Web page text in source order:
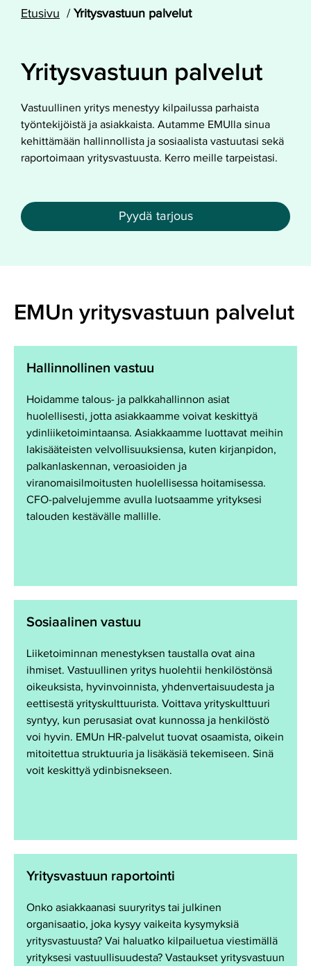
Etusivu Yritysvastuun palvelut
Yritysvastuun palvelut
Vastuullinen yritys menestyy kilpailussa parhaista
työntekijöistä ja asiakkaista. Autamme EMUlla sinua
kehittämään hallinnollista ja sosiaalista vastuutasi sekä
raportoimaan yritysvastuusta. Kerro meille tarpeistasi.
Pyydä tarjous
EMUn yritysvastuun palvelut
Hallinnollinen vastuu
Hoidamme talous- ja palkkahallinnon asiat
huolellisesti, jotta asiakkaamme voivat keskittyä
ydinliiketoimintaansa. Asiakkaamme luottavat meihin
lakisääteisten velvollisuuksiensa, kuten kirjanpidon,
palkanlaskennan, veroasioiden ja
viranomaisilmoitusten huolellisessa hoitamisessa.
CFO-palvelujemme avulla luotsaamme yrityksesi
talouden kestävälle mallille.
Sosiaalinen vastuu
Liiketoiminnan menestyksen taustalla ovat aina
ihmiset. Vastuullinen yritys huolehtii henkilöstönsä
oikeuksista, hyvinvoinnista, yhdenvertaisuudesta ja
eettisestä yrityskulttuurista. Voittava yrityskulttuuri
syntyy, kun perusasiat ovat kunnossa ja henkilöstö
voi hyvin. EMUn HR-palvelut tuovat osaamista, oikein
mitoitettua struktuuria ja lisäkäsiä tekemiseen. Sinä
voit keskittyä ydinbisnekseen.
Yritysvastuun raportointi
Onko asiakkaanasi suuryritys tai julkinen
organisaatio, joka kysyy vaikeita kysymyksiä
yritysvastuusta? Vai haluatko kilpailuetua viestimällä
yrityksesi vastuullisuudesta? Vastaukset yritysvastuun